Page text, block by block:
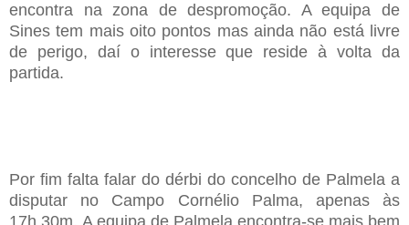
encontra na zona de despromoção. A equipa de
Sines tem mais oito pontos mas ainda não está livre
de perigo, daí o interesse que reside à volta da
partida.
Por fim falta falar do dérbi do concelho de Palmela a
disputar no Campo Cornélio Palma, apenas às
17h 30m. A equipa de Palmela encontra-se mais bem